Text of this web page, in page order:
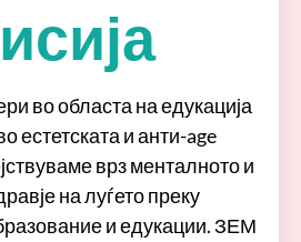
во областа на едукација
естетската и анти-age
врз менталното и
на луѓето преку
и едукации. ЗЕМ